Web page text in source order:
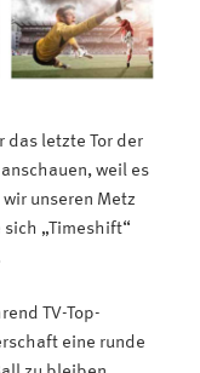
das letzte Tor der
weil es
unseren Metz
sich „Timeshift“
TV-Top-
eine runde